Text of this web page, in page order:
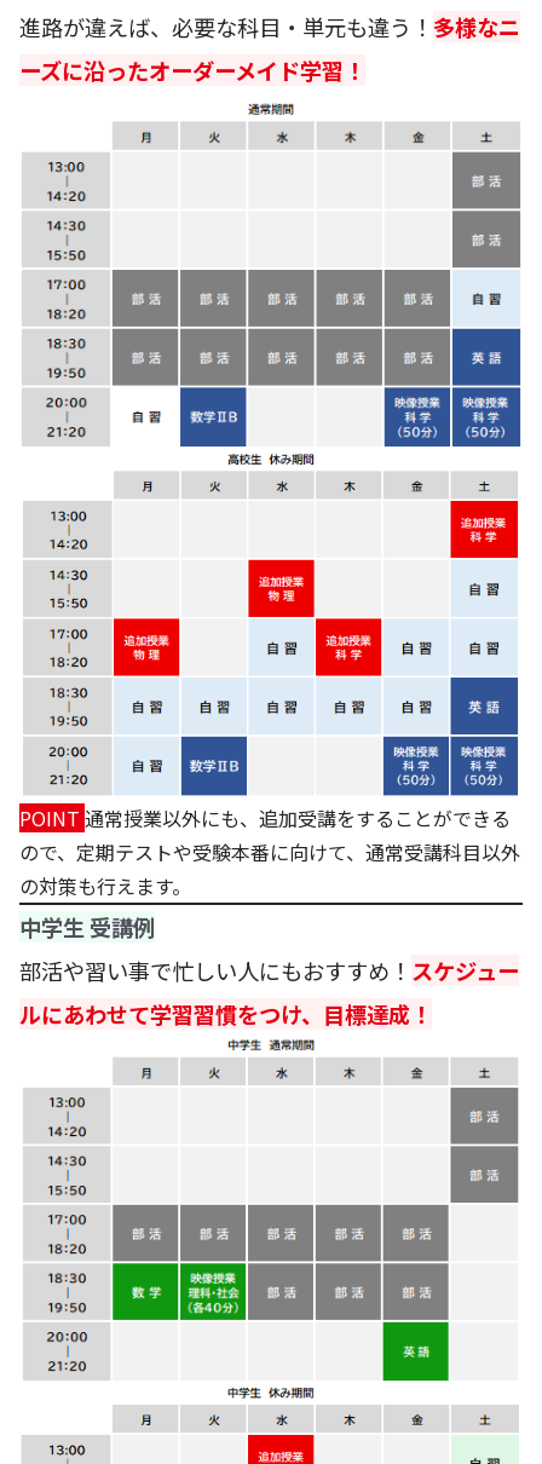
進路が違えば、必要な科目・単元も違う！ 多様なニ
ーズに沿ったオーダーメイド学習！
POINT 通常授業以外にも、追加受講をすることができる
ので、定期テストや受験本番に向けて、通常受講科目以外
の対策も行えます。
中学生 受講例
部活や習い事で忙しい人にもおすすめ！ スケジュー
ルにあわせて学習習慣をつけ、目標達成！